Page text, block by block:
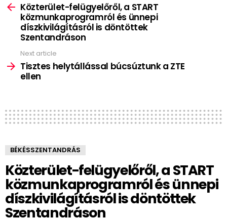
moreKözterület-felügyelőről, a START
közmunkaprogramról és ünnepi
díszkivilágításról is döntöttek
Szentandráson
Next article
Tisztes helytállással búcsúztunk a ZTE
ellen
BÉKÉSSZENTANDRÁS
Közterület-felügyelőről, a START
közmunkaprogramról és ünnepi
díszkivilágításról is döntöttek
Szentandráson